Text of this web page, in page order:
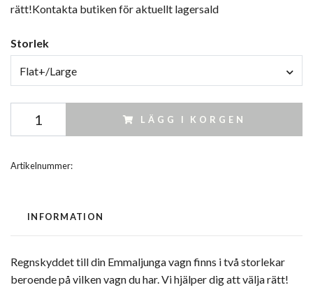
rätt!Kontakta butiken för aktuellt lagersald
Storlek
Flat+/Large
LÄGG I KORGEN
Artikelnummer:
INFORMATION
Regnskyddet till din Emmaljunga vagn finns i två storlekar
beroende på vilken vagn du har. Vi hjälper dig att välja rätt!